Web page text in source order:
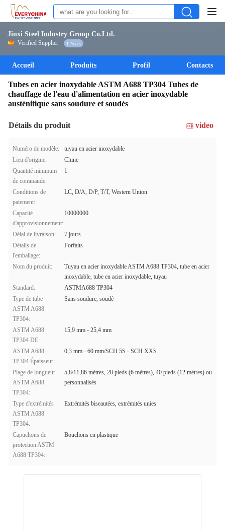
Jinxi Steel Industry Group Co.Ltd.
Verified Supplier 1 Years
Accueil Produits Profil Contacts
Tubes en acier inoxydable ASTM A688 TP304 Tubes de
chauffage de l'eau d'alimentation en acier inoxydable
austénitique sans soudure et soudés
Détails du produit video
Numéro de modèle:
tuyau en acier inoxydable
Lieu d'origine:
Chine
Quantité minimum
de commande:
1
Conditions de
paiement:
LC, D/A, D/P, T/T, Western Union
Capacité
d'approvisionnement:
10000000
Délai de livraison:
7 jours
Détails de
l'emballage:
Forfaits
Nom du produit:
Tuyau en acier inoxydable ASTM A688 TP304, tube en acier
inoxydable, tube en acier inoxydable, tuyau
Standard:
ASTMA688 TP304
Type de tube
ASTM A688
TP304:
Sans soudure, soudé
ASTM A688
TP304 DE:
15,9 mm - 25,4 mm
ASTM A688
TP304 Épaisseur:
0,3 mm - 60 mm/SCH 5S - SCH XXS
Plage de longueur
ASTM A688
TP304:
5,8/11,86 mètres, 20 pieds (6 mètres), 40 pieds (12 mètres) ou
personnalisés
Type d'extrémités
ASTM A688
TP304:
Extrémités biseautées, extrémités unies
Capuchons de
protection ASTM
A688 TP304:
Bouchons en plastique